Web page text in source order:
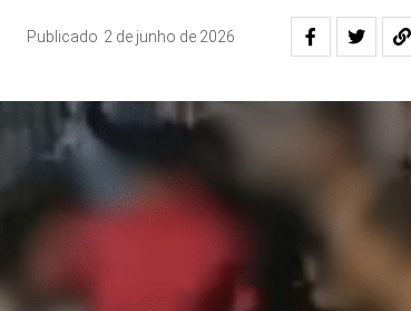
Publicado 2 de junho de 2026